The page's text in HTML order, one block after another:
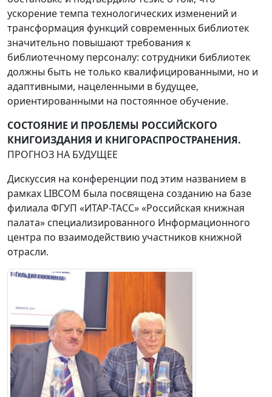
ускорение темпа технологических изменений и
трансформация функций современных библиотек
значительно повышают требования к
библиотечному персоналу: сотрудники библиотек
должны быть не только квалифицированными, но и
адаптивными, нацеленными в будущее,
ориентированными на постоянное обучение.
СОСТОЯНИЕ И ПРОБЛЕМЫ РОССИЙСКОГО
КНИГОИЗДАНИЯ И КНИГОРАСПРОСТРАНЕНИЯ.
ПРОГНОЗ НА БУДУЩЕЕ
Дискуссия на конференции под этим названием в
рамках LIBCOM была посвящена созданию на базе
филиала ФГУП «ИТАР-ТАСС» «Российская книжная
палата» специализированного Информационного
центра по взаимодействию участников книжной
отрасли.